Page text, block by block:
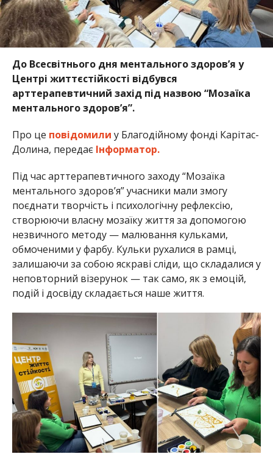
До Всесвітнього дня ментального здоров’я у
Центрі життєстійкості відбувся
арттерапевтичний захід під назвою “Мозаїка
ментального здоров’я”.
Про це повідомили у Благодійному фонді Карітас-
Долина, передає Інформатор.
Під час арттерапевтичного заходу “Мозаїка
ментального здоров’я” учасники мали змогу
поєднати творчість і психологічну рефлексію,
створюючи власну мозаїку життя за допомогою
незвичного методу — малювання кульками,
обмоченими у фарбу. Кульки рухалися в рамці,
залишаючи за собою яскраві сліди, що складалися у
неповторний візерунок — так само, як з емоцій,
подій і досвіду складається наше життя.